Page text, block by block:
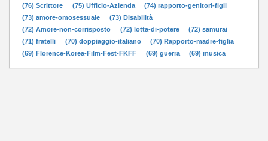
(76) Scrittore
(75) Ufficio-Azienda
(74) rapporto-genitori-figli
(73) amore-omosessuale
(73) Disabilità
(72) Amore-non-corrisposto
(72) lotta-di-potere
(72) samurai
(71) fratelli
(70) doppiaggio-italiano
(70) Rapporto-madre-figlia
(69) Florence-Korea-Film-Fest-FKFF
(69) guerra (69) musica